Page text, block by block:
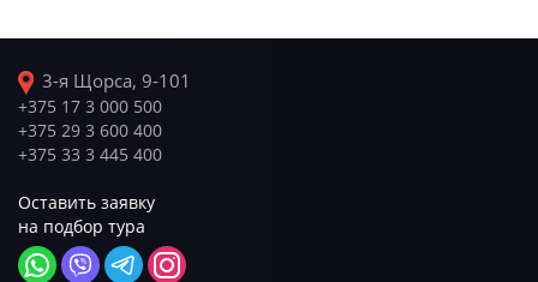
3-я Щорса, 9-101
+375 17 3 000 500
+375 29 3 600 400
+375 33 3 445 400
Оставить заявку
на подбор тура